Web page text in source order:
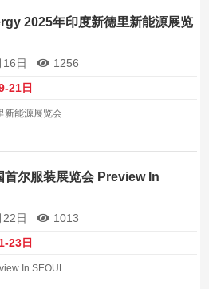
2025年印度新德里新能源展览
日
1256
21日
新能源展览会
首尔服装展览会 Preview In
日
1013
23日
In SEOUL